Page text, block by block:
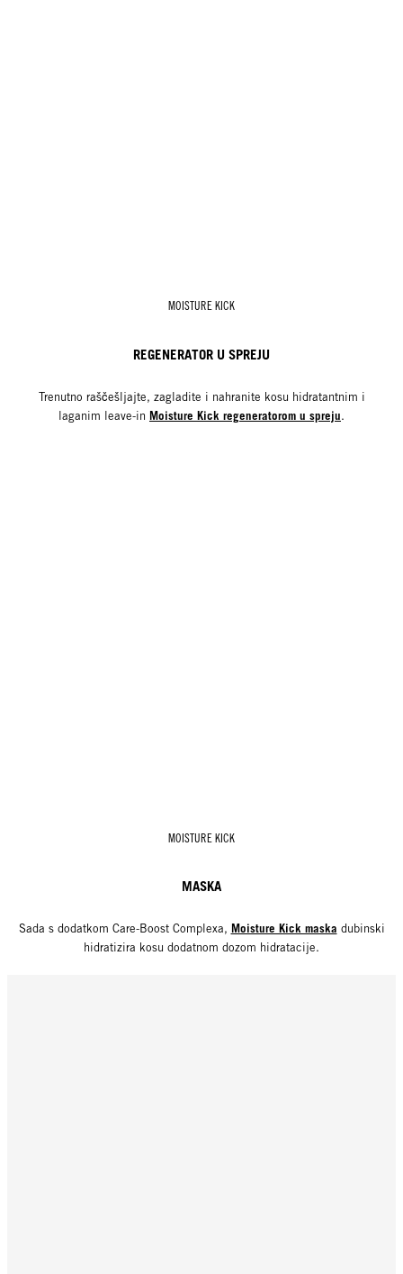
MOISTURE KICK
REGENERATOR U SPREJU
Trenutno raščešljajte, zagladite i nahranite kosu hidratantnim i
laganim leave-in Moisture Kick regeneratorom u spreju.
MOISTURE KICK
MASKA
Sada s dodatkom Care-Boost Complexa, Moisture Kick maska dubinski
hidratizira kosu dodatnom dozom hidratacije.